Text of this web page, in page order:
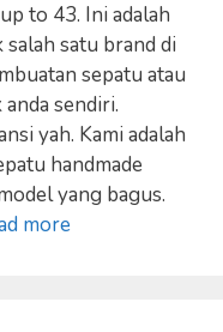
to 43. Ini adalah
satu brand di
sepatu atau
sendiri.
yah. Kami adalah
handmade
yang bagus.
more